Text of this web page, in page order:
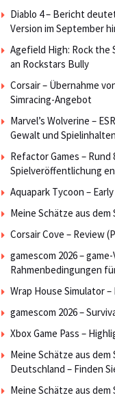
Diablo 4 – Bericht
Version im September
Agefield High: Rock the
an Rockstars Bully
Corsair – Übernahme
Simracing-Angebot
Marvel’s Wolverine –
Gewalt und Spielinhalten
Refactor Games –
Spielveröffentlichung
Aquapark Tycoon –
Meine Schätze aus
Corsair Cove – Review
gamescom 2026 –
Rahmenbedingungen
Wrap House Simulator –
gamescom 2026 –
Xbox Game Pass –
Meine Schätze aus dem
Deutschland – Finden
Meine Schätze aus